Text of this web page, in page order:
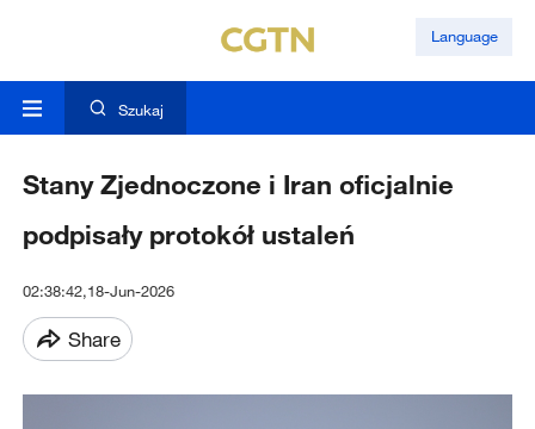
Language
Szukaj
Stany Zjednoczone i Iran oficjalnie
podpisały protokół ustaleń
02:38:42,18-Jun-2026
Share